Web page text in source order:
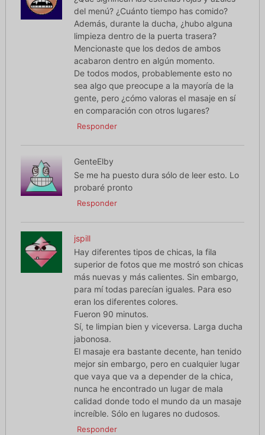
del menú? ¿Cuánto tiempo has comido?
Además, durante la ducha, ¿hubo alguna
limpieza dentro de la puerta trasera?
Mencionaste que los dedos de ambos
acabaron dentro en algún momento.
De todos modos, probablemente esto no
sea algo que preocupe a la mayoría de la
gente, pero ¿cómo valoras el masaje en sí
en comparación con otros lugares?
Responder
GenteElby
Se me ha puesto dura sólo de leer esto. Lo
probaré pronto
Responder
jspill
Hay diferentes tipos de chicas, la fila
superior de fotos que me mostró son chicas
más nuevas y más calientes. Sin embargo,
para mí todas parecían iguales. Para eso
eran los diferentes colores.
Fueron 90 minutos.
Sí, te limpian bien y viceversa. Larga ducha
jabonosa.
El masaje era bastante decente, han tenido
mejor sin embargo, pero en cualquier lugar
que vaya que va a depender de la chica,
nunca he encontrado un lugar de mala
calidad donde todo el mundo da un masaje
increíble. Sólo en lugares no dudosos.
Responder